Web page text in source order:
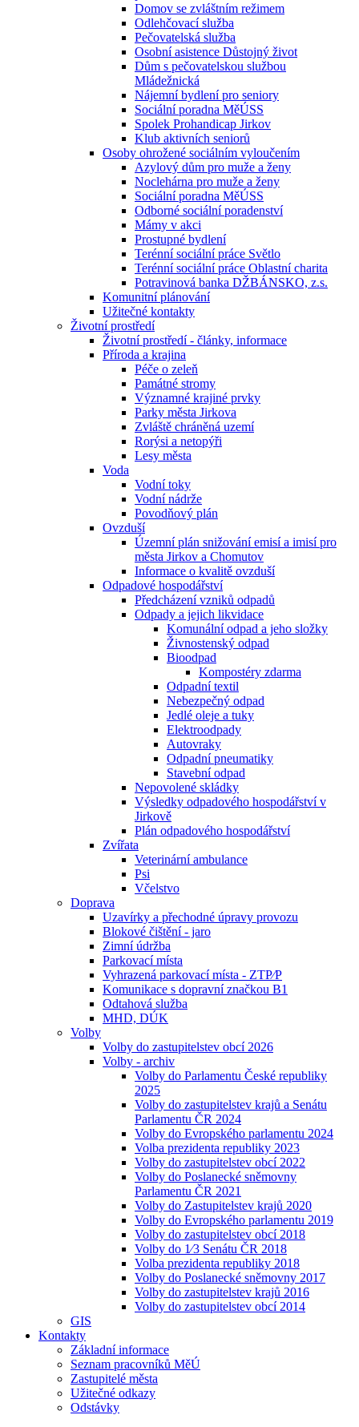
Domov se zvláštním režimem
Odlehčovací služba
Pečovatelská služba
Osobní asistence Důstojný život
Dům s pečovatelskou službou
Mládežnická
Nájemní bydlení pro seniory
Sociální poradna MěÚSS
Spolek Prohandicap Jirkov
Klub aktivních seniorů
Osoby ohrožené sociálním vyloučením
Azylový dům pro muže a ženy
Noclehárna pro muže a ženy
Sociální poradna MěÚSS
Odborné sociální poradenství
Mámy v akci
Prostupné bydlení
Terénní sociální práce Světlo
Terénní sociální práce Oblastní charita
Potravinová banka DŽBÁNSKO, z.s.
Komunitní plánování
Užitečné kontakty
Životní prostředí
Životní prostředí - články, informace
Příroda a krajina
Péče o zeleň
Památné stromy
Významné krajiné prvky
Parky města Jirkova
Zvláště chráněná uzemí
Rorýsi a netopýři
Lesy města
Voda
Vodní toky
Vodní nádrže
Povodňový plán
Ovzduší
Územní plán snižování emisí a imisí pro
města Jirkov a Chomutov
Informace o kvalitě ovzduší
Odpadové hospodářství
Předcházení vzniků odpadů
Odpady a jejich likvidace
Komunální odpad a jeho složky
Živnostenský odpad
Bioodpad
Kompostéry zdarma
Odpadní textil
Nebezpečný odpad
Jedlé oleje a tuky
Elektroodpady
Autovraky
Odpadní pneumatiky
Stavební odpad
Nepovolené skládky
Výsledky odpadového hospodářství v
Jirkově
Plán odpadového hospodářství
Zvířata
Veterinární ambulance
Psi
Včelstvo
Doprava
Uzavírky a přechodné úpravy provozu
Blokové čištění - jaro
Zimní údržba
Parkovací místa
Vyhrazená parkovací místa - ZTP⁄P
Komunikace s dopravní značkou B1
Odtahová služba
MHD, DÚK
Volby
Volby do zastupitelstev obcí 2026
Volby - archiv
Volby do Parlamentu České republiky
2025
Volby do zastupitelstev krajů a Senátu
Parlamentu ČR 2024
Volby do Evropského parlamentu 2024
Volba prezidenta republiky 2023
Volby do zastupitelstev obcí 2022
Volby do Poslanecké sněmovny
Parlamentu ČR 2021
Volby do Zastupitelstev krajů 2020
Volby do Evropského parlamentu 2019
Volby do zastupitelstev obcí 2018
Volby do 1⁄3 Senátu ČR 2018
Volba prezidenta republiky 2018
Volby do Poslanecké sněmovny 2017
Volby do zastupitelstev krajů 2016
Volby do zastupitelstev obcí 2014
GIS
Kontakty
Základní informace
Seznam pracovníků MěÚ
Zastupitelé města
Užitečné odkazy
Odstávky